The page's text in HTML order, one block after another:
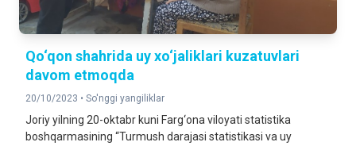
Qo‘qon shahrida uy xo‘jaliklari kuzatuvlari
davom etmoqda
20/10/2023 • So'nggi yangiliklar
Joriy yilning 20-oktabr kuni Farg‘ona viloyati statistika
boshqarmasining “Turmush darajasi statistikasi va uy